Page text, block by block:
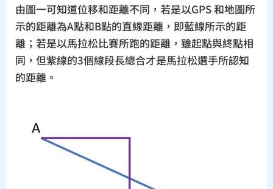
由圖一可知道位移和距離不同，若是以GPS 和地圖所
示的距離為A點和B點的直線距離，即藍線所示的距
離；若是以馬拉松比賽所跑的距離，雖起點與終點相
同，但紫線的3個線段長總合才是馬拉松選手所認知
的距離。